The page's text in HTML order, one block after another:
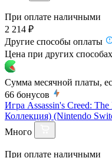
При оплате наличными
2 214 ₽
Другие способы оплаты
Цена при других
Сумма месячной платы,
66 бонусов
Игра Assassin's Creed:
Коллекция) (Nintendo
Много
При оплате наличными